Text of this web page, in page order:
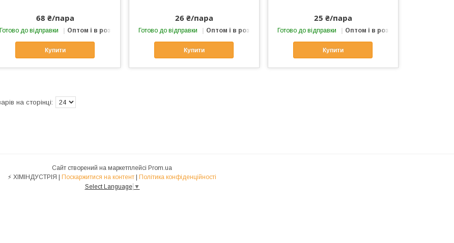
68 ₴/пара
Готово до відправки Оптом і в роздріб
Купити
26 ₴/пара
Готово до відправки Оптом і в роздріб
Купити
25 ₴/пара
Готово до відправки Оптом і в роздріб
Купити
Сайт створений на маркетплейсі Prom.ua
Поскаржитися на контент
Політика конфіденційності
Select Language ▼